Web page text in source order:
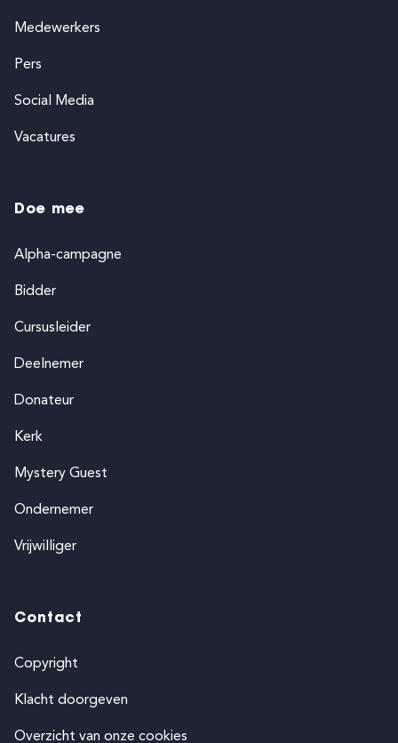
Medewerkers
Pers
Social Media
Vacatures
Doe mee
Alpha-campagne
Bidder
Cursusleider
Deelnemer
Donateur
Kerk
Mystery Guest
Ondernemer
Vrijwilliger
Contact
Copyright
Klacht doorgeven
Overzicht van onze cookies